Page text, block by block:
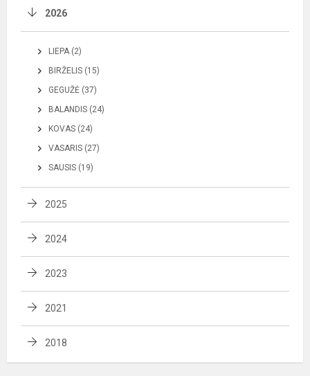
2026
LIEPA (2)
BIRŽELIS (15)
GEGUŽĖ (37)
BALANDIS (24)
KOVAS (24)
VASARIS (27)
SAUSIS (19)
2025
2024
2023
2021
2018